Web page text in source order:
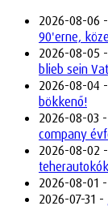
2026-08-06 -
90'erne,
2026-08-05 -
blieb sein
2026-08-04 -
bökkenő!
2026-08-03 -
company
2026-08-02 -
2026-08-01 -
2026-07-31 -